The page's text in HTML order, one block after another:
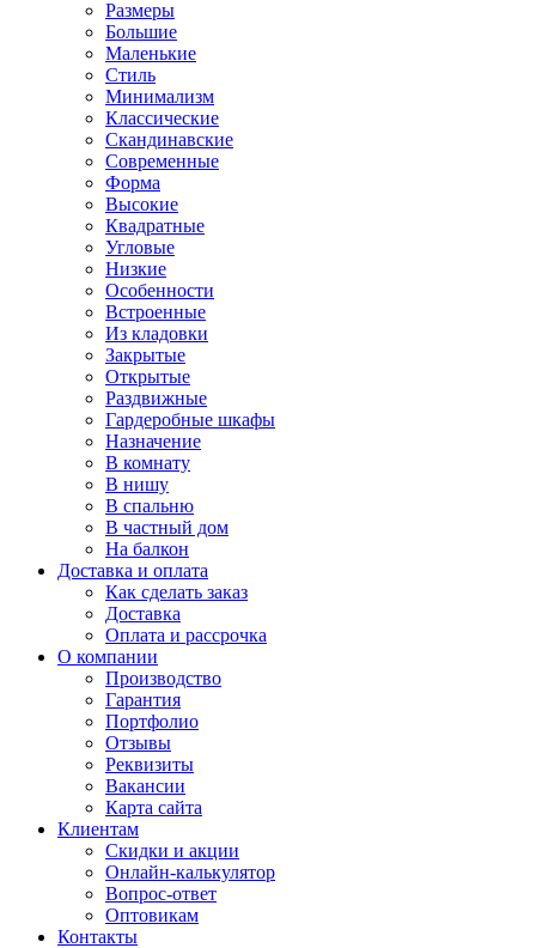
Размеры
Большие
Маленькие
Стиль
Минимализм
Классические
Скандинавские
Современные
Форма
Высокие
Квадратные
Угловые
Низкие
Особенности
Встроенные
Из кладовки
Закрытые
Открытые
Раздвижные
Гардеробные шкафы
Назначение
В комнату
В нишу
В спальню
В частный дом
На балкон
Доставка и оплата
Как сделать заказ
Доставка
Оплата и рассрочка
О компании
Производство
Гарантия
Портфолио
Отзывы
Реквизиты
Вакансии
Карта сайта
Клиентам
Скидки и акции
Онлайн-калькулятор
Вопрос-ответ
Оптовикам
Контакты